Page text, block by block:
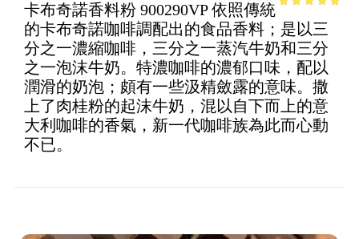
5
卡布奇諾香料粉 900290VP 依照傳統
的卡布奇諾咖啡調配出的食品香料；是以三
分之一濃縮咖啡，三分之一蒸汽牛奶和三分
之一泡沫牛奶。特濃咖啡的濃郁口味，配以
潤滑的奶泡；頗有一些汲精斂露的意味。撒
上了肉桂粉的起沫牛奶，混以自下而上的意
大利咖啡的香氣，新一代咖啡族為此而心動
不已。